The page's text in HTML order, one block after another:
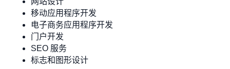
移动应用程序开发
电子商务应用程序开发
门户开发
SEO 服务
标志和图形设计